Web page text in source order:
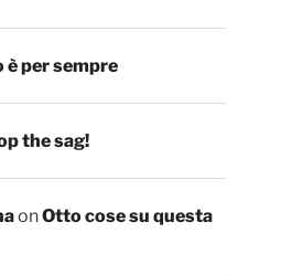
è per sempre
the sag!
onOtto cose su questa